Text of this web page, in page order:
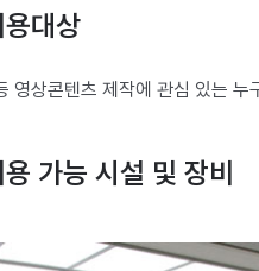
대상
영상콘텐츠 제작에 관심 있는 누
가능 시설 및 장비